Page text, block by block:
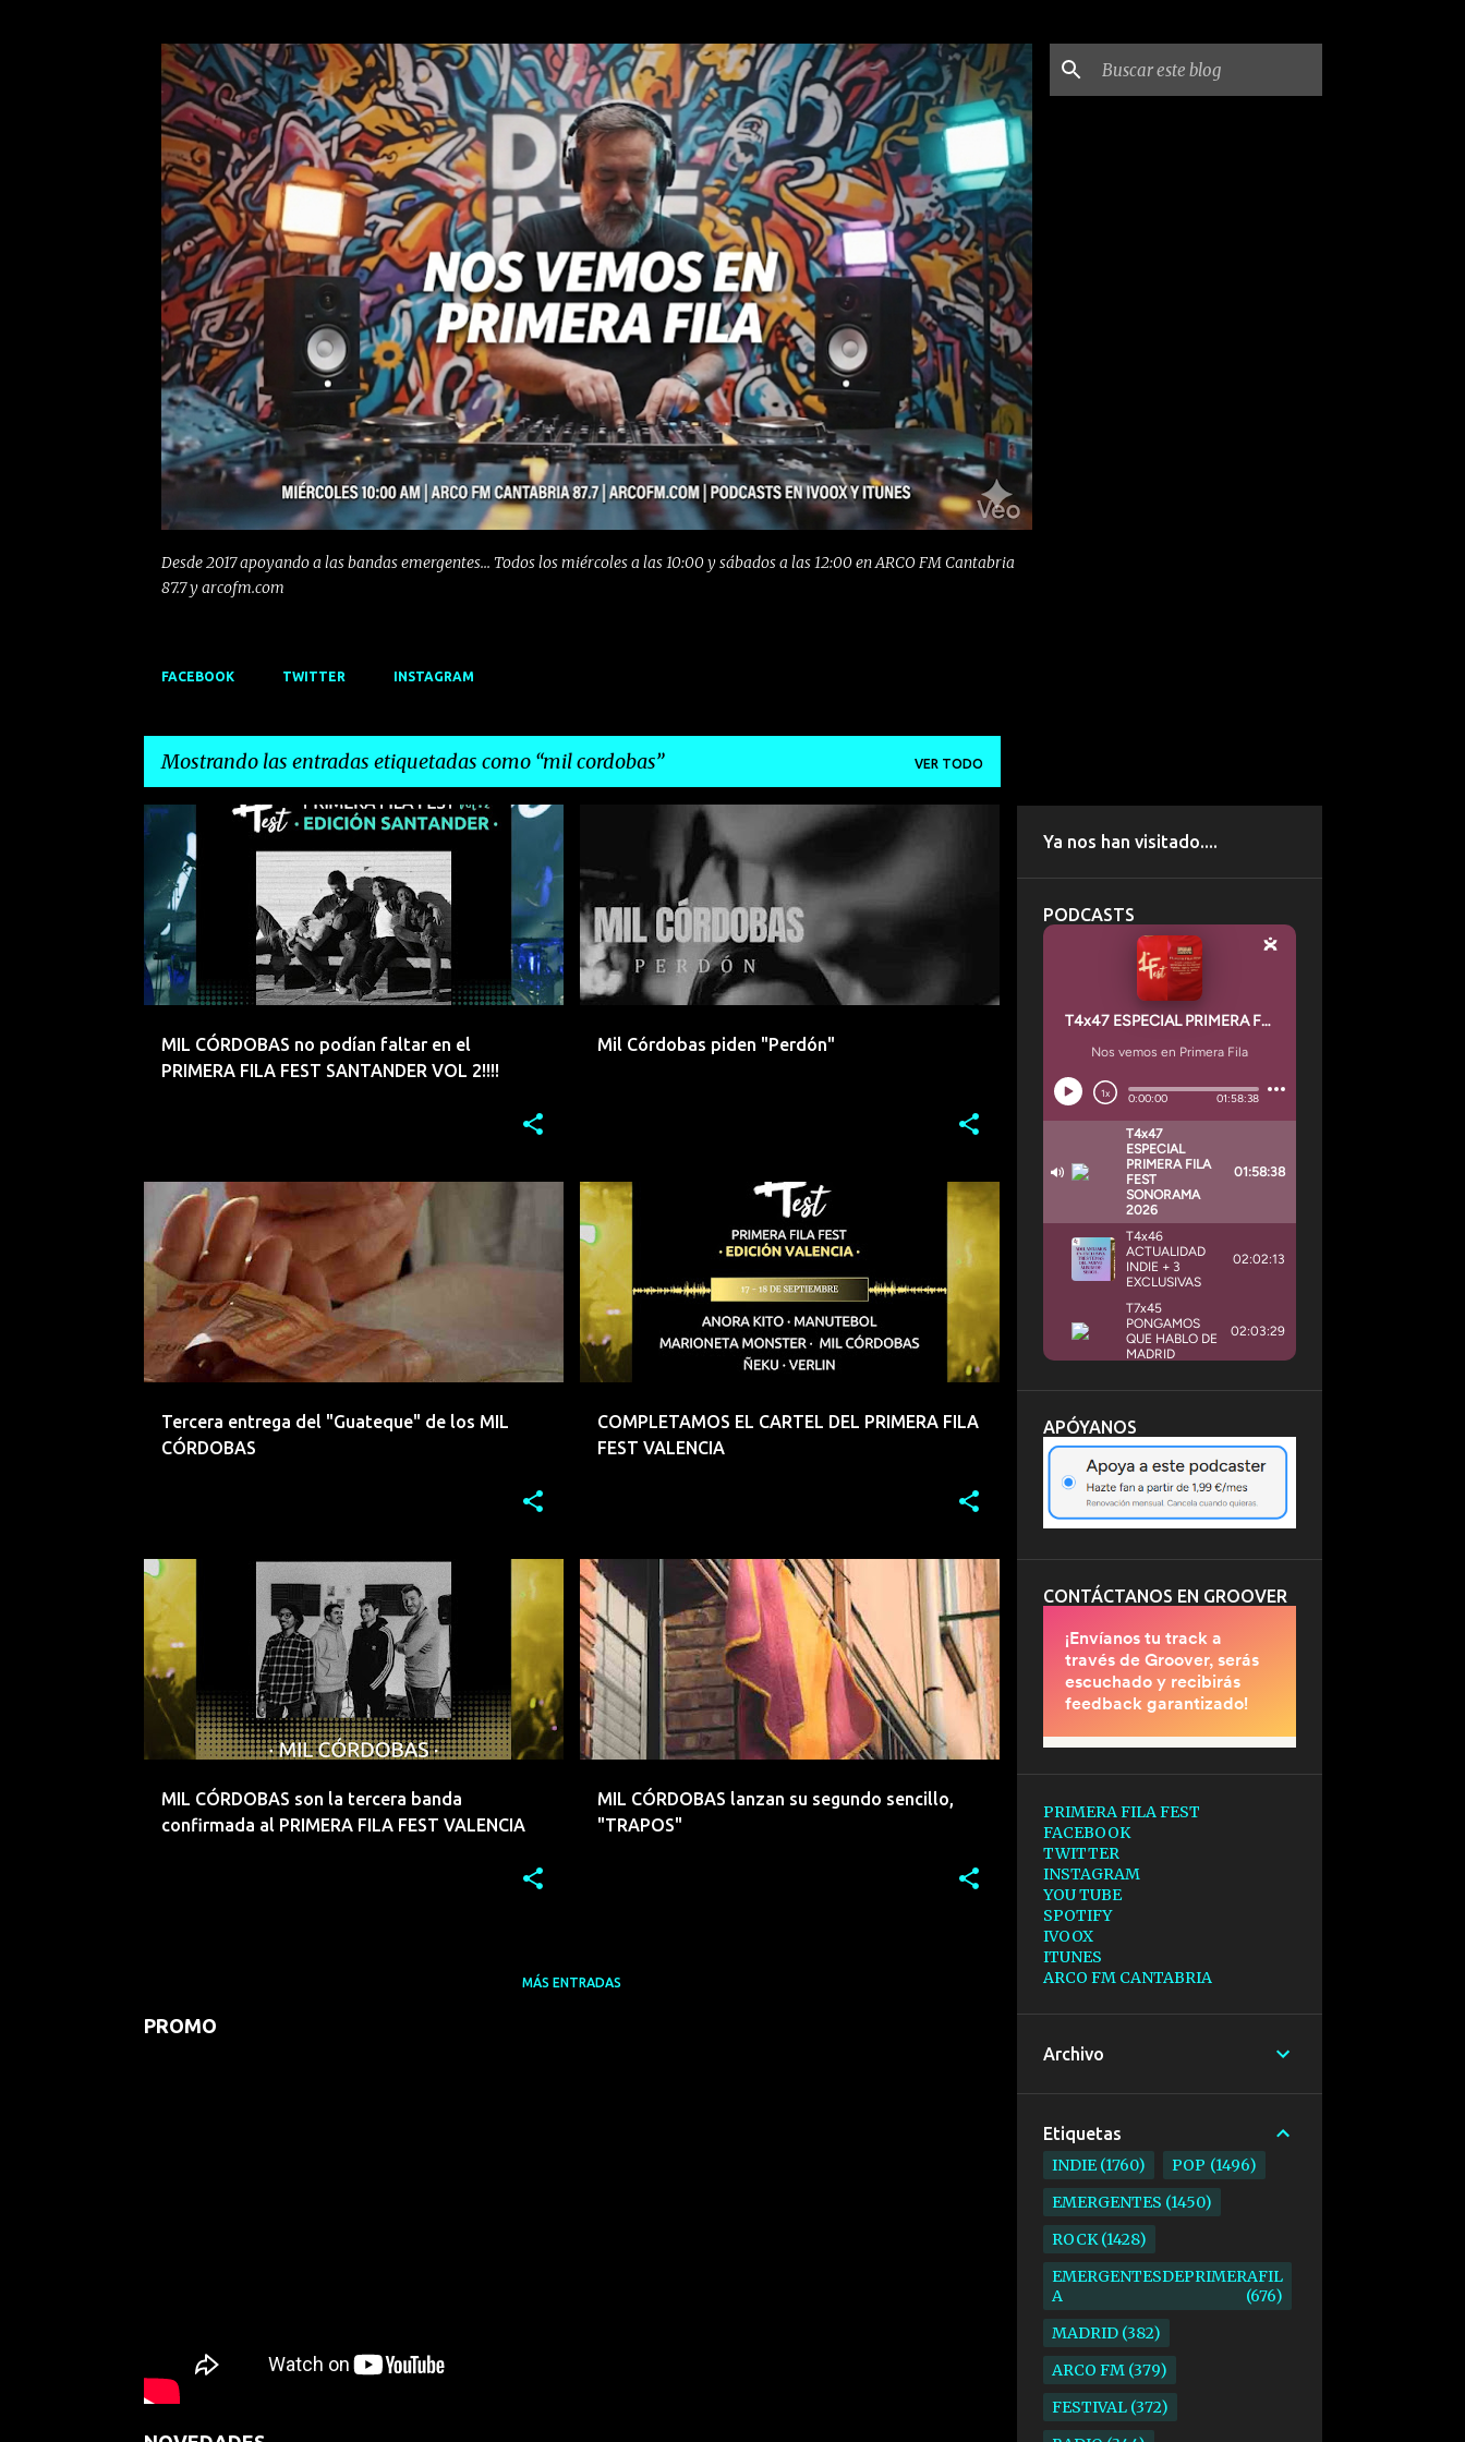
Desde 2017 apoyando a las bandas emergentes... Todos los miércoles a las 10:00 y sábados a las 12:00 en ARCO FM Cantabria
87.7 y arcofm.com
FACEBOOK TWITTER INSTAGRAM
Mostrando las entradas etiquetadas como mil cordobas VER TODO
E
t
r
a
d
MIL CÓRDOBAS no podían faltar en el
PRIMERA FILA FEST SANTANDER VOL 2!!!!
EMERGENTES
Mil Córdobas piden "Perdón"
EMERGENTESDEPRIMERAFILA
LA RIOJA MIL CORDOBAS POP
Tercera entrega del "Guateque" de los MIL
CÓRDOBAS
EMERGENTES EMERGENTESDEPRIMERAFILA
COMPLETAMOS EL CARTEL DEL PRIMERA FILA
FEST VALENCIA
ANORA KITO EMERGENTES
MIL CÓRDOBAS son la tercera banda
confirmada al PRIMERA FILA FEST VALENCIA
EMERGENTES EMERGENTESDEPRIMERAFILA +3
MIL CÓRDOBAS lanzan su segundo sencillo,
"TRAPOS"
ALFARO EMERGENTES
MÁS ENTRADAS
PROMO
Ya nos han visitado....
PODCASTS
APÓYANOS
CONTÁCTANOS EN GROOVER
PRIMERA FILA FEST
FACEBOOK
TWITTER
INSTAGRAM
YOU TUBE
SPOTIFY
IVOOX
ITUNES
ARCO FM CANTABRIA
Archivo
Etiquetas
INDIE 1760 POP 1496
EMERGENTES 1450
ROCK 1428
EMERGENTESDEPRIMERAFIL
A
676
MADRID 382
ARCO FM 379
FESTIVAL 372